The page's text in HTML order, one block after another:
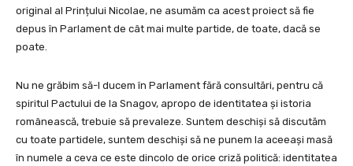
original al Prințului Nicolae, ne asumăm ca acest proiect să fie
depus în Parlament de cât mai multe partide, de toate, dacă se
poate.
Nu ne grăbim să-l ducem în Parlament fără consultări, pentru că
spiritul Pactului de la Snagov, apropo de identitatea și istoria
românească, trebuie să prevaleze. Suntem deschiși să discutăm
cu toate partidele, suntem deschiși să ne punem la aceeași masă
în numele a ceva ce este dincolo de orice criză politică: identitatea